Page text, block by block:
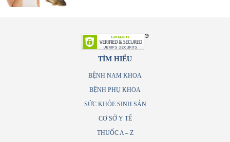
TÌM HIỂU
BỆNH NAM KHOA
BỆNH PHỤ KHOA
SỨC KHỎE SINH SẢN
CƠ SỞ Y TẾ
THUỐC A – Z